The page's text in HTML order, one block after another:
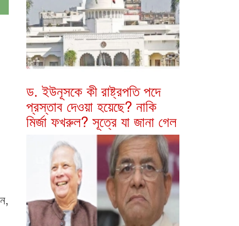
ড. ইউনূসকে কী রাষ্ট্রপতি পদে
প্রস্তাব দেওয়া হয়েছে? নাকি
মির্জা ফখরুল? সূত্রে যা জানা গেল